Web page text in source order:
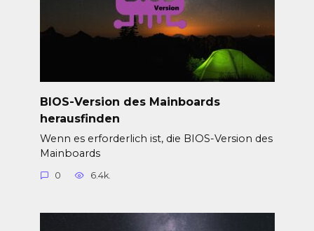
BIOS-Version des Mainboards
herausfinden
Wenn es erforderlich ist, die BIOS-Version des
Mainboards
0 6.4k.